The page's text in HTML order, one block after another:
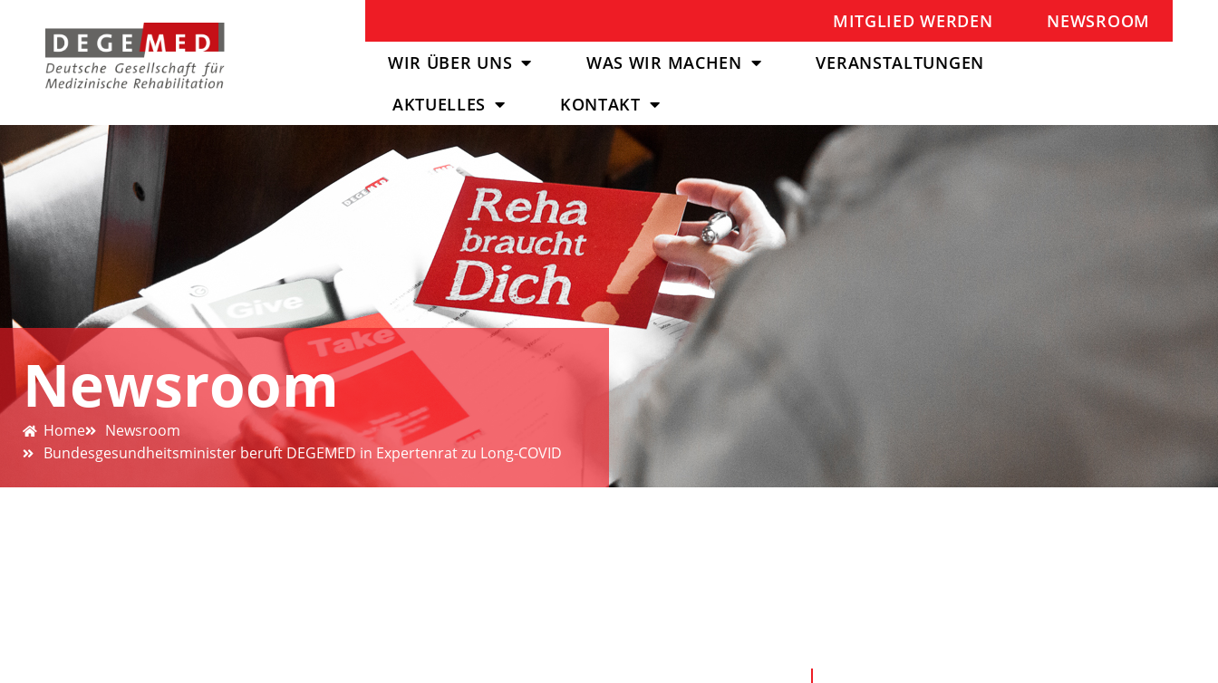
MITGLIED WERDEN
NEWSROOM
WIR ÜBER UNS
WAS WIR MACHEN
VERANSTALTUNGEN
AKTUELLES
KONTAKT
Newsroom
Home
Newsroom
Bundesgesundheitsminister beruft DEGEMED in Expertenrat zu Long-COVID